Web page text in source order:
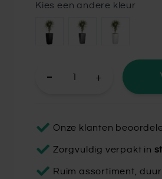
Kies een andere kleur
+
Onze klanten
Zorgvuldig verpakt in
Ruim assortiment,